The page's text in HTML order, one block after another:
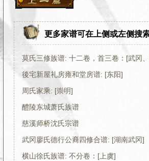
更多家谱可在上侧或左侧搜
莫氏三修族谱: 十二卷，首三卷：[武冈
後宅新屋礼房雍和堂房谱: [东阳]
周氏家乘: [崇明]
醴陵东城萧氏族谱
慈溪师桥沈氏宗谱
武冈廖氏德行公裔四修合谱: [湖南武冈]
横山徐氏族谱: 不分卷：[上虞]